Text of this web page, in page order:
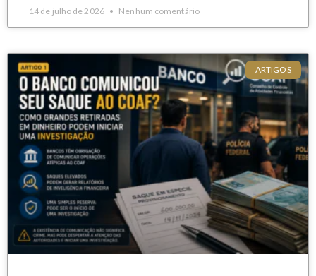
14 de julho de 2026 Nenhum comentário
ARTIGOS